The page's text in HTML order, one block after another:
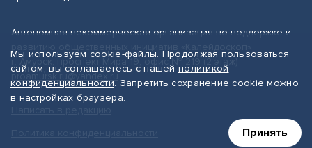
Автономная некоммерческая организация по поддержке и
г. Амурск, проспект Мира 19, офис № 219 (2 этаж)
proamursk.ru@yandex.ru
Мы используем cookie-файлы. Продолжая пользоваться
сайтом, вы соглашаетесь с нашей политикой
конфиденциальности. Запретить сохранение cookie можно
в настройках браузера.
Принять